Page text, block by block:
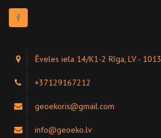
Ēveles iela 14/K1-2 Rīga, LV - 1013
+37129167212
geoekoris@gmail.com
info@geoeko.lv